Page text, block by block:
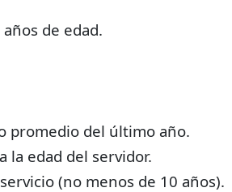
de edad.
promedio del último año.
la edad del servidor.
(no menos de 10 años).